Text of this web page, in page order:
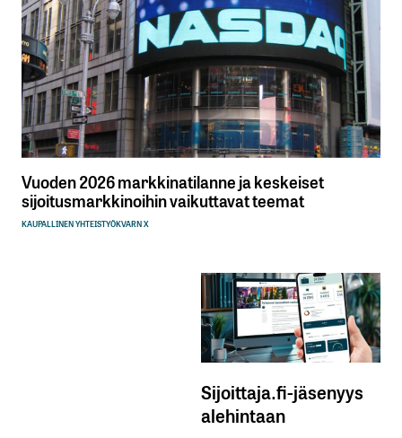
Vuoden 2026 markkinatilanne ja keskeiset
sijoitusmarkkinoihin vaikuttavat teemat
KAUPALLINEN YHTEISTYÖKVARN X
Sijoittaja.fi-jäsenyys
alehintaan